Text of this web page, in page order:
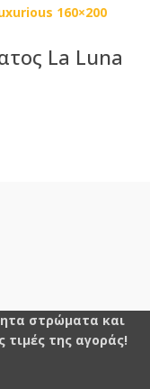
La Luna
στρώματα και
της αγοράς!